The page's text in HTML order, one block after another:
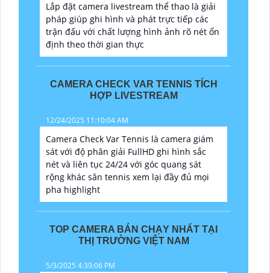
Lắp đặt camera livestream thể thao là giải
pháp giúp ghi hình và phát trực tiếp các
trận đấu với chất lượng hình ảnh rõ nét ổn
định theo thời gian thực
CAMERA CHECK VAR TENNIS TÍCH
HỢP LIVESTREAM
12/24/2025 11:10:04 AM
Camera Check Var Tennis là camera giám
sát với độ phân giải FullHD ghi hình sắc
nét và liên tục 24/24 với góc quang sát
rộng khác sân tennis xem lại đầy đủ mọi
pha highlight
TOP CAMERA BÁN CHẠY NHẤT TẠI
THỊ TRƯỜNG VIỆT NAM
5/3/2025 4:39:06 PM